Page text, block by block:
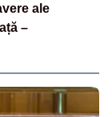
ale
–